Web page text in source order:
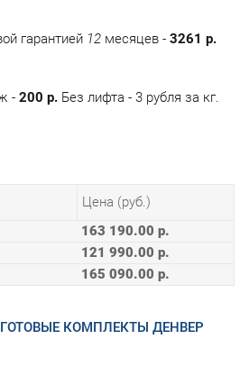
163 190.00 р.
121 990.00 р.
165 090.00 р.
ГОТОВЫЕ КОМПЛЕКТЫ ДЕНВЕР